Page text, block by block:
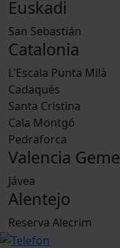
Euskadi
San Sebastián
Catalonia
L'Escala Punta Milà
Cadaqués
Santa Cristina
Cala Montgó
Pedraforca
Valencia
Jávea
Alentejo
Reserva Alecrim